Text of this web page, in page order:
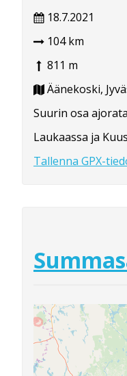
18.7.2021
104 km
811 m
Äänekoski,
Suurin osa
Laukaassa ja
Tallenna GPX-